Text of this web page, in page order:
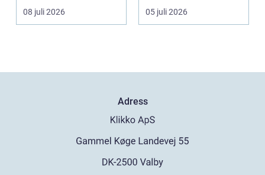
ekonomi i samma p...
08 juli 2026 05 juli 2026
Adress